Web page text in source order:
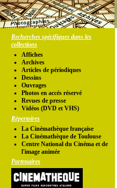
Recherches spécifiques dans les
collections
Affiches
Archives
Articles de périodiques
Dessins
Ouvrages
Photos en accés réservé
Revues de presse
Vidéos (DVD et VHS)
Répertoires
La Cinémathèque française
La Cinémathèque de Toulouse
Centre National du Cinéma et de
l'image animée
Partenaires